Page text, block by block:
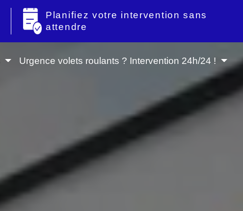
Planifiez votre intervention sans
attendre
Urgence volets roulants ? Intervention 24h/24 !